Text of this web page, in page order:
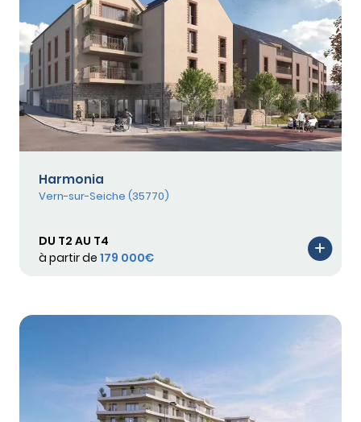
Harmonia
Vern-sur-Seiche (35770)
DU T2 AU T4
à partir de 179 000€